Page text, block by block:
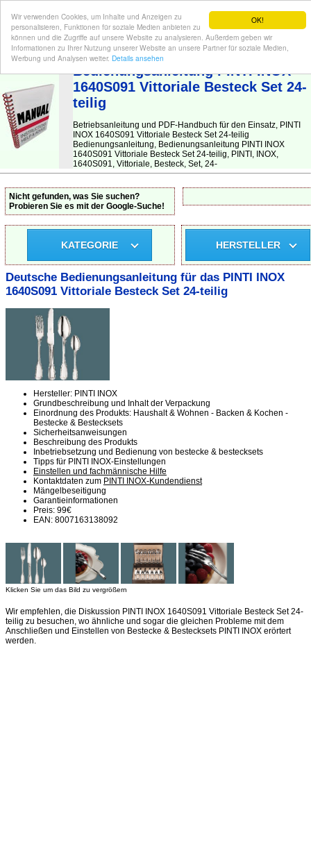
OK!
Wir verwenden Cookies, um Inhalte und Anzeigen zu
personalisieren, Funktionen für soziale Medien anbieten zu
können und die Zugriffe auf unsere Website zu analysieren. Außerdem geben wir
Informationen zu Ihrer Nutzung unserer Website an unsere Partner für soziale Medien,
Werbung und Analysen weiter. Details ansehen
BEDIENUNGSANLEITUNG| Hier finden Sie die deutsche Anleitung!
Bedienungsanleitung PINTI INOX
1640S091 Vittoriale Besteck Set 24-
teilig
Betriebsanleitung und PDF-Handbuch für den Einsatz, PINTI
INOX 1640S091 Vittoriale Besteck Set 24-teilig
Bedienungsanleitung, Bedienungsanleitung PINTI INOX
1640S091 Vittoriale Besteck Set 24-teilig, PINTI, INOX,
1640S091, Vittoriale, Besteck, Set, 24-
Nicht gefunden, was Sie suchen?
Probieren Sie es mit der Google-Suche!
KATEGORIE HERSTELLER
Deutsche Bedienungsanleitung für das PINTI INOX
1640S091 Vittoriale Besteck Set 24-teilig
Hersteller: PINTI INOX
Grundbeschreibung und Inhalt der Verpackung
Einordnung des Produkts: Haushalt & Wohnen - Backen & Kochen -
Bestecke & Bestecksets
Sicherheitsanweisungen
Beschreibung des Produkts
Inbetriebsetzung und Bedienung von bestecke & bestecksets
Tipps für PINTI INOX-Einstellungen
Einstellen und fachmännische Hilfe
Kontaktdaten zum PINTI INOX-Kundendienst
Mängelbeseitigung
Garantieinformationen
Preis: 99€
EAN: 8007163138092
Klicken Sie um das Bild zu vergrößern
Wir empfehlen, die Diskussion PINTI INOX 1640S091 Vittoriale Besteck Set 24-
teilig zu besuchen, wo ähnliche und sogar die gleichen Probleme mit dem
Anschließen und Einstellen von Bestecke & Bestecksets PINTI INOX erörtert
werden.